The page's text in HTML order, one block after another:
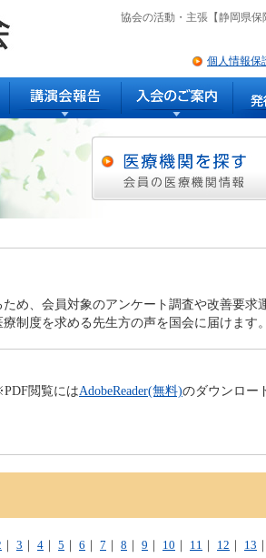
協会の活動・主張【静岡県
個人情報保
め、会員対象のアンケート調査や改善要求
制度を求める先生方の声を国会に届けます。
閲覧にはAdobeReader(無料)のダウンロー
｜ 3 ｜ 4 ｜ 5 ｜ 6 ｜ 7 ｜ 8 ｜ 9 ｜ 10 ｜ 11 ｜ 12 ｜ 13 ｜